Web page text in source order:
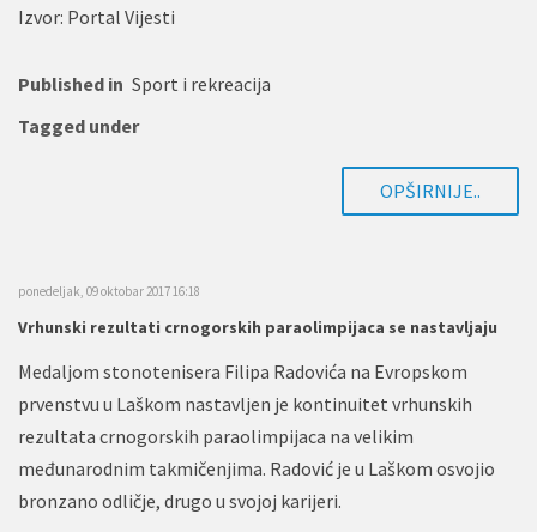
Izvor: Portal Vijesti
Published in Sport i rekreacija
Tagged under
OPŠIRNIJE..
ponedeljak, 09 oktobar 2017 16:18
Vrhunski rezultati crnogorskih paraolimpijaca se nastavljaju
Medaljom stonotenisera Filipa Radovića na Evropskom
prvenstvu u Laškom nastavljen je kontinuitet vrhunskih
rezultata crnogorskih paraolimpijaca na velikim
međunarodnim takmičenjima. Radović je u Laškom osvojio
bronzano odličje, drugo u svojoj karijeri.